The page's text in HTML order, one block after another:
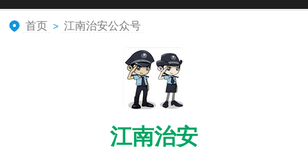
首页 > 江南治安公众号
江南治安